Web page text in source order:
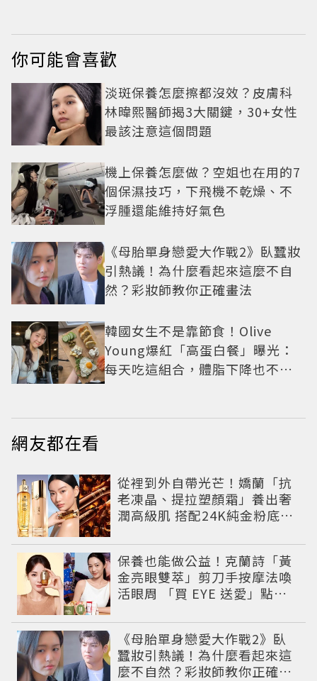
你可能會喜歡
淡斑保養怎麼擦都沒效？皮膚科
林暐熙醫師揭3大關鍵，30+女性
最該注意這個問題
機上保養怎麼做？空姐也在用的7
個保濕技巧，下飛機不乾燥、不
浮腫還能維持好氣色
《母胎單身戀愛大作戰2》臥蠶妝
引熱議！為什麼看起來這麼不自
然？彩妝師教你正確畫法
韓國女生不是靠節食！Olive
Young爆紅「高蛋白餐」曝光：
每天吃這組合，體脂下降也不怕
網友都在看
從裡到外自帶光芒！嬌蘭「抗
老凍晶、提拉塑顏霜」養出奢
潤高級肌 搭配24K純金粉底找
保養也能做公益！克蘭詩「黃
金亮眼雙萃」剪刀手按摩法喚
活眼周 「買 EYE 送愛」點亮
《母胎單身戀愛大作戰2》臥
蠶妝引熱議！為什麼看起來這
麼不自然？彩妝師教你正確畫